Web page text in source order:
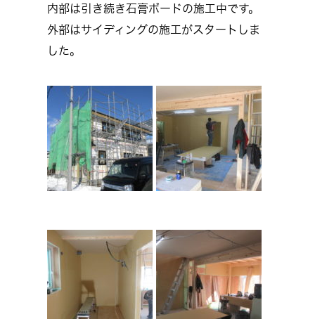
内部は引き続き石膏ボードの施工中です。
外部はサイディングの施工がスタートしま
した。